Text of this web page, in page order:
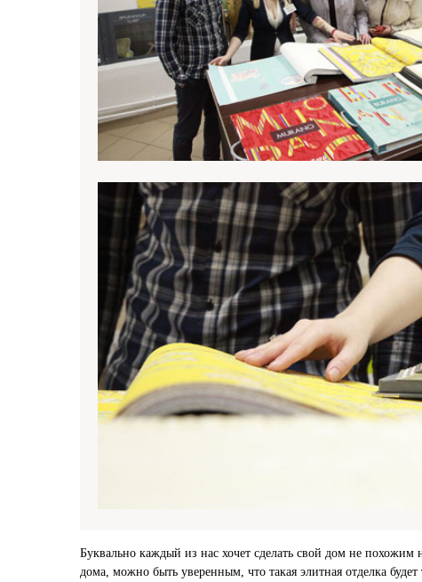
Буквально каждый из нас хочет сделать свой дом не похожим
дома, можно быть уверенным, что такая элитная отделка